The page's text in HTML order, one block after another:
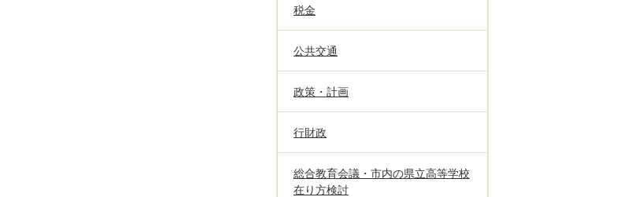
税金
公共交通
政策・計画
行財政
総合教育会議・市内の県立高等学校
在り方検討